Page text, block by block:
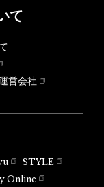
て
営会社
STYLE
Online